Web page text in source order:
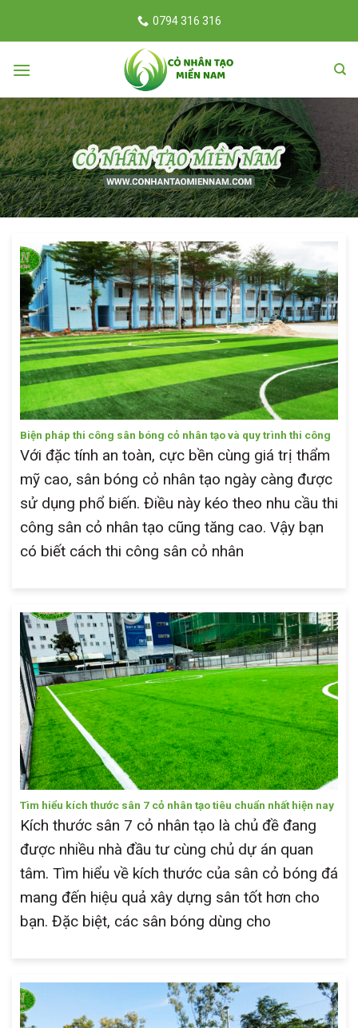
0794 316 316
Biện pháp thi công sân bóng cỏ nhân tạo và quy trình thi công
Với đặc tính an toàn, cực bền cùng giá trị thẩm
mỹ cao, sân bóng cỏ nhân tạo ngày càng được
sử dụng phổ biến. Điều này kéo theo nhu cầu thi
công sân cỏ nhân tạo cũng tăng cao. Vậy bạn
có biết cách thi công sân cỏ nhân
Tìm hiểu kích thước sân 7 cỏ nhân tạo tiêu chuẩn nhất hiện nay
Kích thước sân 7 cỏ nhân tạo là chủ đề đang
được nhiều nhà đầu tư cùng chủ dự án quan
tâm. Tìm hiểu về kích thước của sân cỏ bóng đá
mang đến hiệu quả xây dựng sân tốt hơn cho
bạn. Đặc biệt, các sân bóng dùng cho